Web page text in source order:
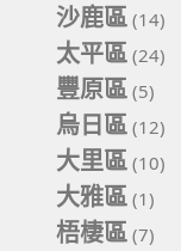
沙鹿區 (14)
太平區 (24)
豐原區 (5)
烏日區 (12)
大里區 (10)
大雅區 (1)
梧棲區 (7)